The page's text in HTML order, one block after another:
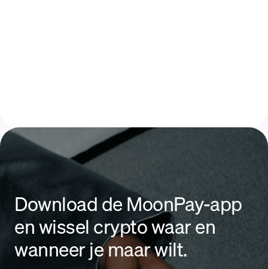
Download de MoonPay-app
en wissel crypto waar en
wanneer je maar wilt.